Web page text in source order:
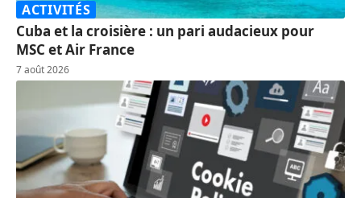
ACTIVITÉS
Cuba et la croisière : un pari audacieux pour
MSC et Air France
7 août 2026